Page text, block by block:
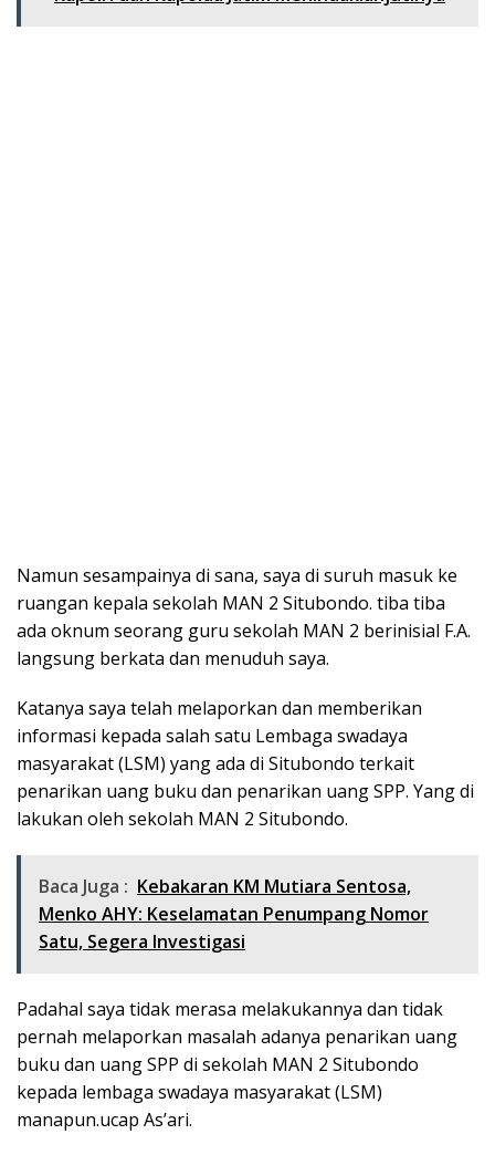
Namun sesampainya di sana, saya di suruh masuk ke
ruangan kepala sekolah MAN 2 Situbondo. tiba tiba
ada oknum seorang guru sekolah MAN 2 berinisial F.A.
langsung berkata dan menuduh saya.
Katanya saya telah melaporkan dan memberikan
informasi kepada salah satu Lembaga swadaya
masyarakat (LSM) yang ada di Situbondo terkait
penarikan uang buku dan penarikan uang SPP. Yang di
lakukan oleh sekolah MAN 2 Situbondo.
Baca Juga : Kebakaran KM Mutiara Sentosa,
Menko AHY: Keselamatan Penumpang Nomor
Satu, Segera Investigasi
Padahal saya tidak merasa melakukannya dan tidak
pernah melaporkan masalah adanya penarikan uang
buku dan uang SPP di sekolah MAN 2 Situbondo
kepada lembaga swadaya masyarakat (LSM)
manapun.ucap As’ari.